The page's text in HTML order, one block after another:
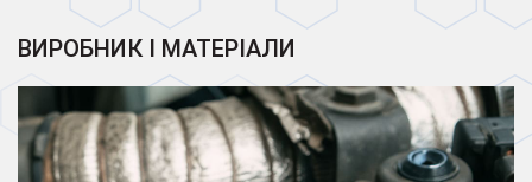
ВИРОБНИК І МАТЕРІАЛИ